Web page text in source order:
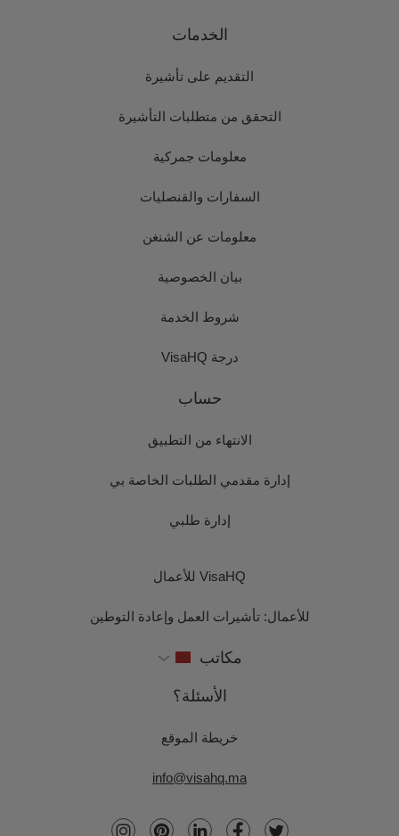
الخدمات
التقديم على تأشيرة
التحقق من متطلبات التأشيرة
معلومات جمركية
السفارات والقنصليات
معلومات عن الشنغن
بيان الخصوصية
شروط الخدمة
درجة VisaHQ
حساب
الانتهاء من التطبيق
إدارة مقدمي الطلبات الخاصة بي
إدارة طلبي
VisaHQ للأعمال
للأعمال: تأشيرات العمل وإعادة التوطين
مكاتب
الأسئلة؟
خريطة الموقع
info@visahq.ma